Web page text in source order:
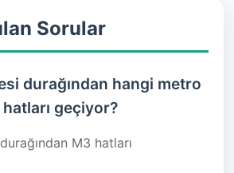
Sorular
durağından hangi metro
geçiyor?
M3 hatları